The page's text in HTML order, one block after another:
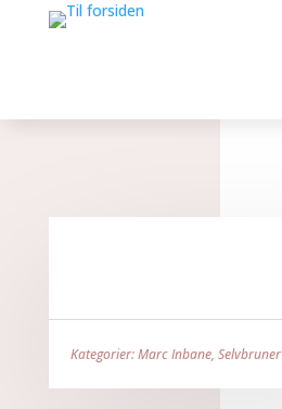
Kategorier:Marc Inbane, Selvbruner